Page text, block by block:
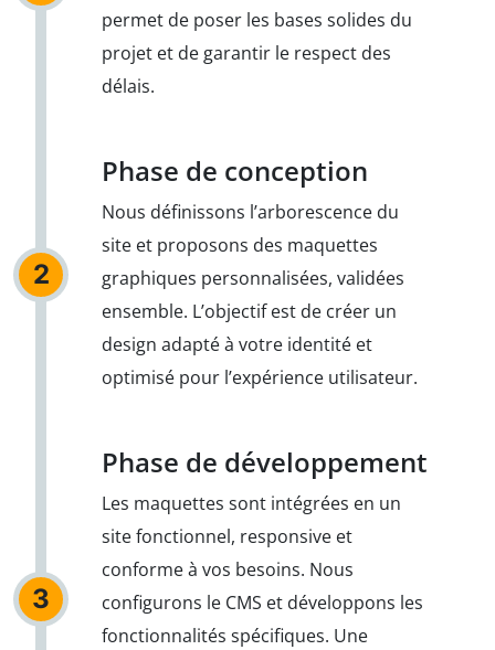
permet de poser les bases solides du
projet et de garantir le respect des
délais.
2
Phase de conception
Nous définissons l’arborescence du
site et proposons des maquettes
graphiques personnalisées, validées
ensemble. L’objectif est de créer un
design adapté à votre identité et
optimisé pour l’expérience utilisateur.
3
Phase de développement
Les maquettes sont intégrées en un
site fonctionnel, responsive et
conforme à vos besoins. Nous
configurons le CMS et développons les
fonctionnalités spécifiques. Une